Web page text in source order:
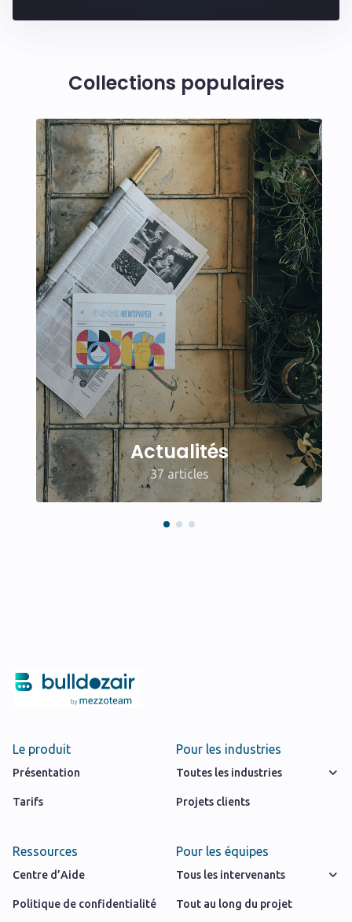
Collections populaires
Actualités
37 articles
Le produit
Présentation
Tarifs
Pour les industries
Toutes les industries
Projets clients
Ressources
Centre d’Aide
Politique de confidentialité
Pour les équipes
Tous les intervenants
Tout au long du projet